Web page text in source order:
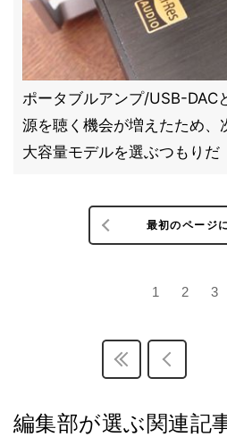
ポータブルアンプ/USB-DAC
源を聴く機会が増えたため
大容量モデルを選ぶつもりだ
最初のページ
1 2 3
編集部が選ぶ関連記